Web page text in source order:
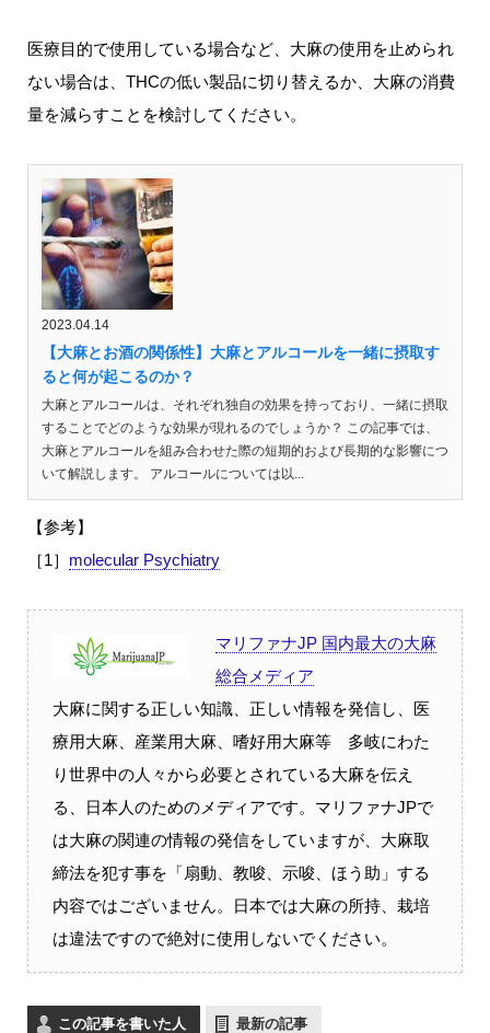
医療目的で使用している場合など、大麻の使用を止められ
ない場合は、THCの低い製品に切り替えるか、大麻の消費
量を減らすことを検討してください。
2023.04.14
【大麻とお酒の関係性】大麻とアルコールを一緒に摂取す
ると何が起こるのか？
大麻とアルコールは、それぞれ独自の効果を持っており、一緒に摂取
することでどのような効果が現れるのでしょうか？ この記事では、
大麻とアルコールを組み合わせた際の短期的および長期的な影響につ
いて解説します。 アルコールについては以...
【参考】
［1］ molecular Psychiatry
マリファナJP 国内最大の大麻
総合メディア
大麻に関する正しい知識、正しい情報を発信し、医
療用大麻、産業用大麻、嗜好用大麻等 多岐にわた
り世界中の人々から必要とされている大麻を伝え
る、日本人のためのメディアです。マリファナJPで
は大麻の関連の情報の発信をしていますが、大麻取
締法を犯す事を「扇動、教唆、示唆、ほう助」する
内容ではございません。日本では大麻の所持、栽培
は違法ですので絶対に使用しないでください。
この記事を書いた人 最新の記事